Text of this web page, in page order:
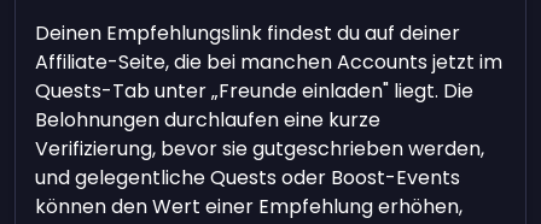
Deinen Empfehlungslink findest du auf deiner
Affiliate-Seite, die bei manchen Accounts jetzt im
Quests-Tab unter „Freunde einladen" liegt. Die
Belohnungen durchlaufen eine kurze
Verifizierung, bevor sie gutgeschrieben werden,
und gelegentliche Quests oder Boost-Events
können den Wert einer Empfehlung erhöhen,